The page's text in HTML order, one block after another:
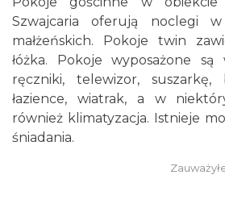
Szwajcaria oferują noclegi
małżeńskich. Pokoje twin
łóżka. Pokoje wyposażone są
ręczniki, telewizor,
łazience, wiatrak, a w
również klimatyzacja. Istnieje
śniadania.